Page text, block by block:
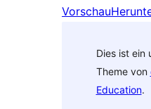
Vorschau
Dies ist ein
Theme von
Education.